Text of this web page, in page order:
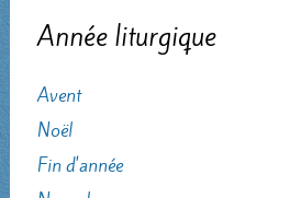
Année liturgique
Avent
Noël
Fin d'année